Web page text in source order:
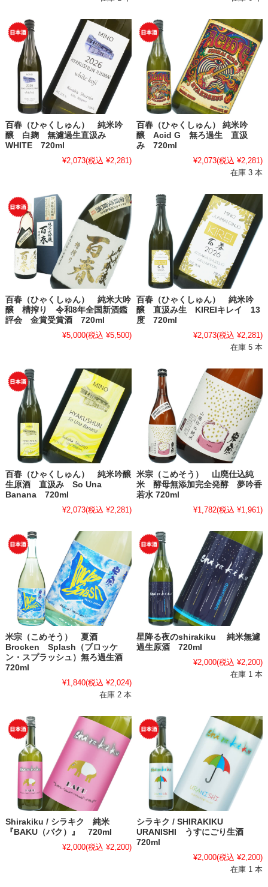
百春（ひゃくしゅん） 純米吟
醸 白麹 無濾過生直汲み
WHITE 720ml
¥2,073(税込 ¥2,281)
百春（ひゃくしゅん） 純米吟
醸 Acid G 無ろ過生 直汲
み 720ml
¥2,073(税込 ¥2,281)
在庫 3 本
百春（ひゃくしゅん） 純米大吟
醸 槽搾り 令和8年全国新酒鑑
評会 金賞受賞酒 720ml
¥5,000(税込 ¥5,500)
百春（ひゃくしゅん） 純米吟
醸 直汲み生 KIREIキレイ 13
度 720ml
¥2,073(税込 ¥2,281)
在庫 5 本
百春（ひゃくしゅん） 純米吟醸
生原酒 直汲み So Una
Banana 720ml
¥2,073(税込 ¥2,281)
米宗（こめそう） 山廃仕込純
米 酵母無添加完全発酵 夢吟香
若水 720ml
¥1,782(税込 ¥1,961)
米宗（こめそう） 夏酒
Brocken Splash（ブロッケ
ン・スプラッシュ）無ろ過生酒
720ml
¥1,840(税込 ¥2,024)
在庫 2 本
星降る夜のshirakiku 純米無濾
過生原酒 720ml
¥2,000(税込 ¥2,200)
在庫 1 本
Shirakiku / シラキク 純米
『BAKU（バク）』 720ml
¥2,000(税込 ¥2,200)
シラキク / SHIRAKIKU
URANISHI うすにごり生酒
720ml
¥2,000(税込 ¥2,200)
在庫 1 本